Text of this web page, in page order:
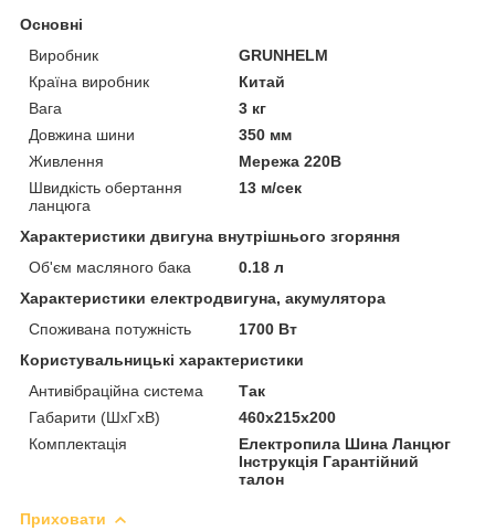
Основні
Виробник
GRUNHELM
Країна виробник
Китай
Вага
3 кг
Довжина шини
350 мм
Живлення
Мережа 220В
Швидкість обертання
ланцюга
13 м/сек
Характеристики двигуна внутрішнього згоряння
Об'єм масляного бака
0.18 л
Характеристики електродвигуна, акумулятора
Споживана потужність
1700 Вт
Користувальницькі характеристики
Антивібраційна система
Так
Габарити (ШхГхВ)
460x215x200
Комплектація
Електропила Шина Ланцюг
Інструкція Гарантійний
талон
Приховати